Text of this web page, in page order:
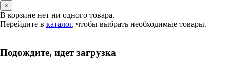
×
В корзине нет ни одного товара.
Перейдите в каталог, чтобы выбрать необходимые товары.
Подождите, идет загрузка